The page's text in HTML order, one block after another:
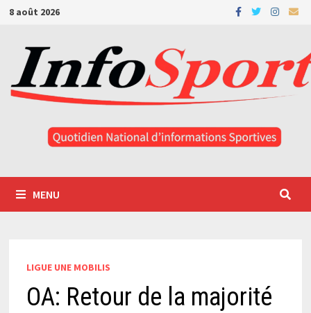
Passer
contenu
8 août 2026
MENU
LIGUE UNE MOBILIS
OA: Retour de la majorité